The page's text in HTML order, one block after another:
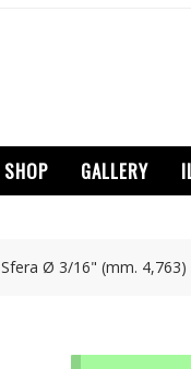
SHOP GALLERY
Sfera Ø 3/16" (mm. 4,763)